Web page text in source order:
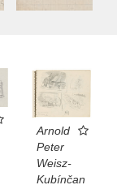
Arnold
Peter
Weisz-
Kubínčan